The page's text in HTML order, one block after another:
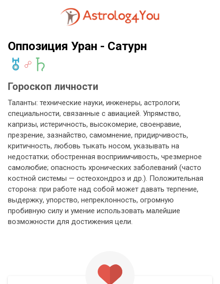
Оппозиция Уран - Сатурн
Гороскоп личности
Таланты: технические науки, инженеры, астрологи;
специальности, связанные с авиацией. Упрямство,
капризы, истеричность, высокомерие, своенравие,
презрение, зазнайство, самомнение, придирчивость,
критичность, любовь тыкать носом, указывать на
недостатки; обостренная восприимчивость, чрезмерное
самолюбие; опасность хронических заболеваний (часто
костной системы — остеохондроз и др.). Положительная
сторона: при работе над собой может давать терпение,
выдержку, упорство, непреклонность, огромную
пробивную силу и умение использовать малейшие
возможности для достижения цели.